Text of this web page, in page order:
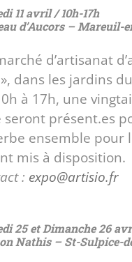
11 avril / 10h-17h
d’Aucors – Mareuil-
d’artisanat
dans les jardins
à 17h, une
seront présent.es
ensemble pour
mis à disposition.
: expo@artisio.fr
25 et Dimanche 26
Nathis – St-Sulpice-